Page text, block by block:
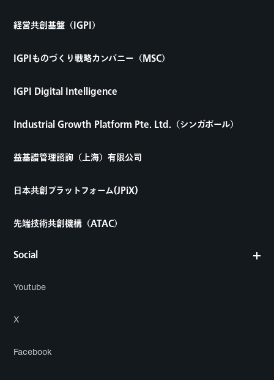
Social
Youtube
X
Facebook
経営共創基盤（IGPI）
IGPIものづくり戦略カンパニー（MSC）
IGPI Digital Intelligence
Industrial Growth Platform Pte. Ltd.（シンガポール）
益基譜管理諮詢（上海）有限公司
日本共創プラットフォーム(JPiX)
先端技術共創機構（ATAC）